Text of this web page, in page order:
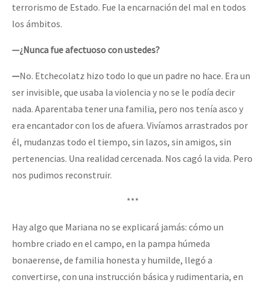
terrorismo de Estado. Fue la encarnación del mal en todos
los ámbitos.
—¿Nunca fue afectuoso con ustedes?
—No. Etchecolatz hizo todo lo que un padre no hace. Era un
ser invisible, que usaba la violencia y no se le podía decir
nada. Aparentaba tener una familia, pero nos tenía asco y
era encantador con los de afuera. Vivíamos arrastrados por
él, mudanzas todo el tiempo, sin lazos, sin amigos, sin
pertenencias. Una realidad cercenada. Nos cagó la vida. Pero
nos pudimos reconstruir.
***
Hay algo que Mariana no se explicará jamás: cómo un
hombre criado en el campo, en la pampa húmeda
bonaerense, de familia honesta y humilde, llegó a
convertirse, con una instrucción básica y rudimentaria, en